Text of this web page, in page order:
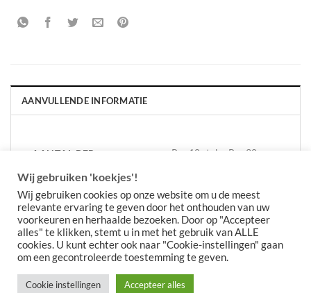
AANVULLENDE INFORMATIE
AANTAL PER
Per 10 stuks, Per 30
Wij gebruiken 'koekjes'!
Wij gebruiken cookies op onze website om u de meest
relevante ervaring te geven door het onthouden van uw
voorkeuren en herhaalde bezoeken. Door op "Accepteer
alles" te klikken, stemt u in met het gebruik van ALLE
cookies. U kunt echter ook naar "Cookie-instellingen" gaan
om een gecontroleerde toestemming te geven.
Cookie instellingen Accepteer alles